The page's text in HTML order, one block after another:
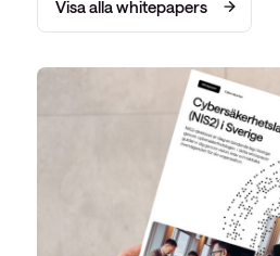
Visa alla whitepapers